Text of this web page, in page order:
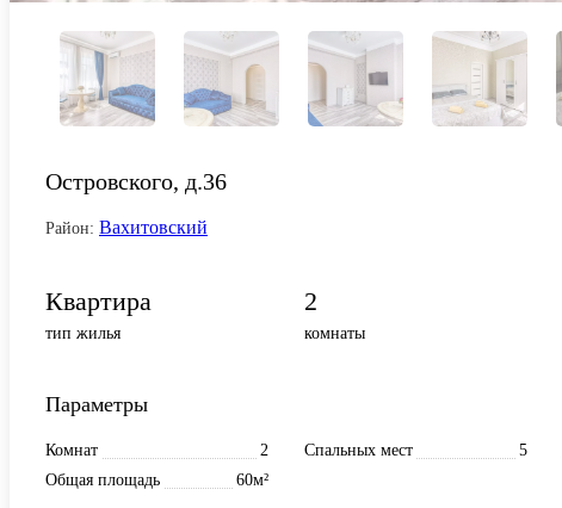
Островского, д.36
Район: Вахитовский
Квартира
тип жилья
2
комнаты
Параметры
Комнат 2 Спальных мест 5
Общая площадь
60м²